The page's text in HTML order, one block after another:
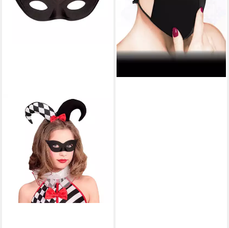
9,99 €
lieferbar - in 3-4 Werktagen bei dir